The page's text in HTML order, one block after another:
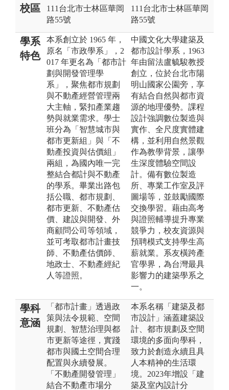
校區
111台北市士林區華岡
路55號
111台北市士林區華岡
路55號
學系
特色
本系創立於 1965 年，
原名「市政學系」，2
017 年更名為「都市計
劃與開發管理學
系」，聚焦都市規劃
與不動產經營管理兩
大主軸，緊扣產業趨
勢與就業需求。學士
班分為「智慧城市與
都市更新組」與「不
動產投資與估價組」
兩組，為國內唯一完
整結合都計與不動產
的學系。畢業出路包
括公職、都市規劃、
都市更新、不動產估
價、建設與開發、外
商顧問公司等領域，
並可考取都市計畫技
師、不動產估價師、
地政士、不動產經紀
人等證照。
中國文化大學建築及
都市設計學系，1963
年由留法盧毓駿教授
創立，位於台北市陽
明山國家公園旁，享
有結合自然與都市資
源的地理優勢。課程
設計強調數位製造與
實作、全尺度實體建
構，並利用自然景觀
作為教學背景，讓學
生深度體驗空間設
計。備有數位製造
所、專業工作室及評
圖場等，並鼓勵國際
交換學習。藉由高考
與證照輔導提升專業
競爭力，校友資源與
預聘模式支持學生高
薪就業。系友橫跨產
官學界，為台灣最具
影響力的建築學系之
一。
學科
意涵
「都市計畫」透過政
策與法令規範、空間
規劃、智慧治理與都
市更新等途徑，實踐
都市與國土空間合理
配置與永續發展。
「不動產開發管理」
結合不動產市場分
本系名稱「建築及都
市設計」涵蓋建築設
計、都市規劃及空間
環境的多面向學科，
致力於創造永續且具
人本精神的生活環
境。2023年增設「建
築及室內設計分